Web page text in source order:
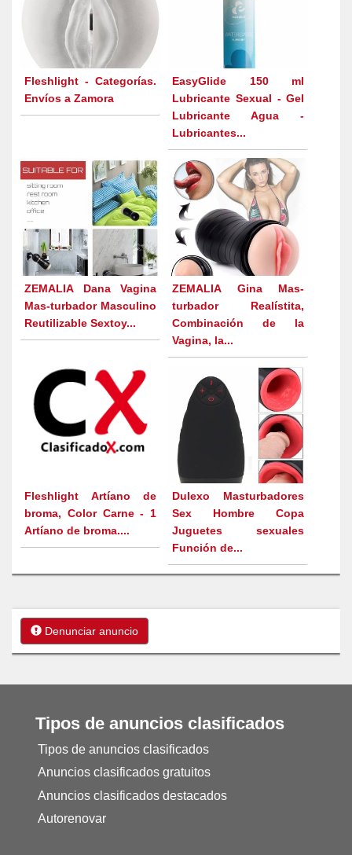
Fleshlight - Categorías.
Envíos a Zamora
EasyGlide 150 ml
Lubricante Sexual - Gel
Lubricante Agua -
Lubricantes...
ZEMALIA Dana Vagina
Mas-turbador Masculino
Reutilizable Sextoy...
ZEMALIA Gina Mas-
turbador Realístita,
Combinación de la
Vagina, la...
Fleshlight Artíano de
broma, Color Carne - 1
Artíano de broma....
Dulexo Masturbadores
Sex Hombre Copa
Juguetes sexuales
Función de...
Denunciar anuncio
Tipos de anuncios clasificados
Tipos de anuncios clasificados
Anuncios clasificados gratuitos
Anuncios clasificados destacados
Autorenovar